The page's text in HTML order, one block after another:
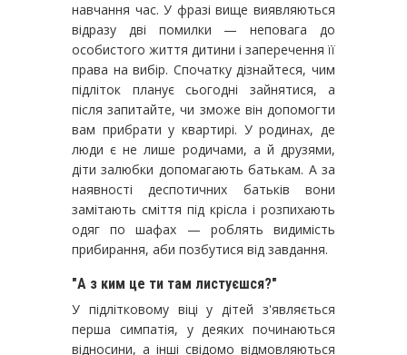
навчання час. У фразі вище виявляються
відразу дві помилки — неповага до
особистого життя дитини і заперечення її
права на вибір. Спочатку дізнайтеся, чим
підліток планує сьогодні зайнятися, а
після запитайте, чи зможе він допомогти
вам прибрати у квартирі. У родинах, де
люди є не лише родичами, а й друзями,
діти залюбки допомагають батькам. А за
наявності деспотичних батьків вони
замітають сміття під крісла і розпихають
одяг по шафах — роблять видимість
прибирання, аби позбутися від завдання.
"А з ким це ти там листуєшся?"
У підлітковому віці у дітей з'являється
перша симпатія, у деяких починаються
відносини, а інші свідомо відмовляються